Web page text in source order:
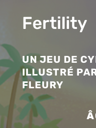
Fertility
UN JEU DE
ILLUSTRÉ
FLEURY